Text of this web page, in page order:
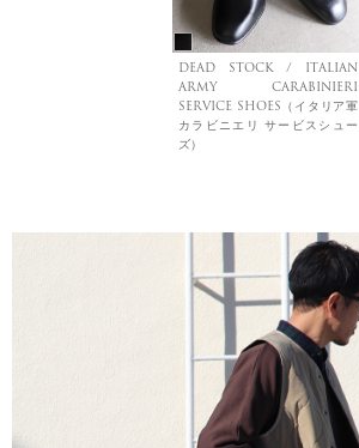
DEAD STOCK / ITALIAN
ARMY CARABINIERI
SERVICE SHOES（イタリア軍
カラビニエリ サービスシュー
ズ）